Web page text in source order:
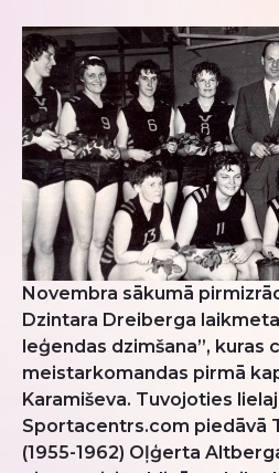
Novembra sākumā
Dzintara Dreiberga
leģendas dzimšana”, kuras
meistarkomandas pirmā
Karamiševa. Tuvojoties
Sportacentrs.com piedāvā
(1955-1962) Oļģerta